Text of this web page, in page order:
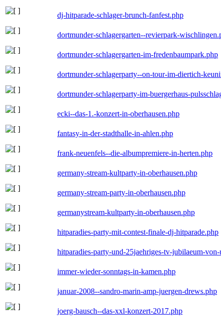
dj-hitparade-schlager-brunch-fanfest.php
dortmunder-schlagergarten--revierpark-
dortmunder-schlagergarten-im-fredenbaumpark.php
dortmunder-schlagerparty--on-tour-im-diertich-
dortmunder-schlagerparty-im-buergerhaus-
ecki--das-1.-konzert-in-oberhausen.php
fantasy-in-der-stadthalle-in-ahlen.php
frank-neuenfels--die-albumpremiere-in-herten.php
germany-stream-kultparty-in-oberhausen.php
germany-stream-party-in-oberhausen.php
germanystream-kultparty-in-oberhausen.php
hitparadies-party-mit-contest-finale-dj-hitparade.php
hitparadies-party-und-25jaehriges-tv-jubilaeum-
immer-wieder-sonntags-in-kamen.php
januar-2008--sandro-marin-amp-juergen-drews.php
joerg-bausch--das-xxl-konzert-2017.php